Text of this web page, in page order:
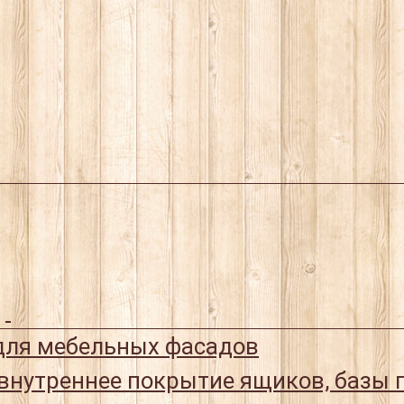
мебельных фасадов
покрытие ящиков, базы